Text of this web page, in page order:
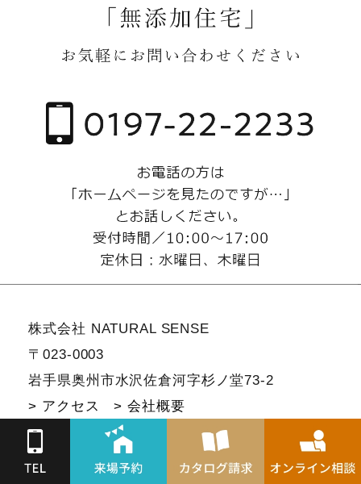
株式会社 NATURAL SENSE
〒023-0003
岩手県奥州市水沢佐倉河字杉ノ堂73-2
> アクセス
> 会社概要